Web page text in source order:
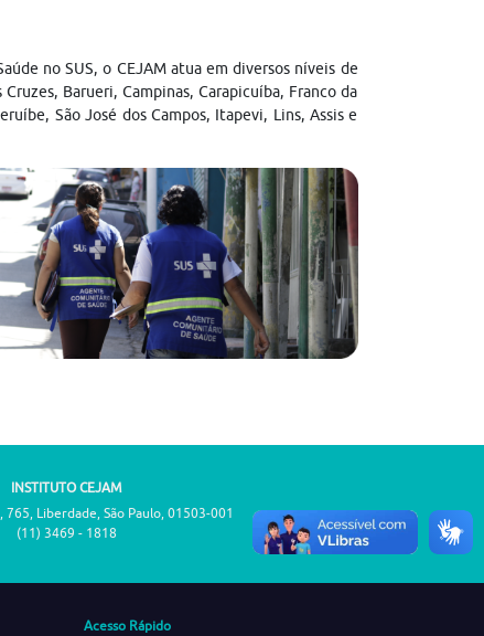
no SUS, o CEJAM atua em diversos níveis de
Barueri, Campinas, Carapicuíba, Franco da
São José dos Campos, Itapevi, Lins, Assis e
INSTITUTO CEJAM
765, Liberdade, São Paulo, 01503-001
(11) 3469 - 1818
Acesso Rápido